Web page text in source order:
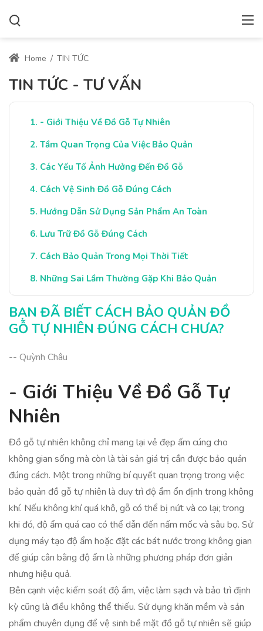
Home / TIN TỨC
TIN TỨC - TƯ VẤN
- Giới Thiệu Về Đồ Gỗ Tự Nhiên
Tầm Quan Trọng Của Việc Bảo Quản
Các Yếu Tố Ảnh Hưởng Đến Đồ Gỗ
Cách Vệ Sinh Đồ Gỗ Đúng Cách
Hướng Dẫn Sử Dụng Sản Phẩm An Toàn
Lưu Trữ Đồ Gỗ Đúng Cách
Cách Bảo Quản Trong Mọi Thời Tiết
Những Sai Lầm Thường Gặp Khi Bảo Quản
Kết Luận: Bảo Quản Đồ Gỗ Hiệu Quả
BẠN ĐÃ BIẾT CÁCH BẢO QUẢN ĐỒ
GỖ TỰ NHIÊN ĐÚNG CÁCH CHƯA?
-- Quỳnh Châu
- Giới Thiệu Về Đồ Gỗ Tự
Nhiên
Đồ gỗ tự nhiên không chỉ mang lại vẻ đẹp ấm cúng cho
không gian sống mà còn là tài sản giá trị cần được bảo quản
đúng cách. Một trong những bí quyết quan trọng trong việc
bảo quản đồ gỗ tự nhiên là duy trì độ ẩm ổn định trong không
khí. Nếu không khí quá khô, gỗ có thể bị nứt và co lại; trong
khi đó, độ ẩm quá cao có thể dẫn đến nấm mốc và sâu bọ. Sử
dụng máy tạo độ ẩm hoặc đặt các bát nước trong không gian
để giúp cân bằng độ ẩm là những phương pháp đơn giản
nhưng hiệu quả.
Bên cạnh việc kiểm soát độ ẩm, việc làm sạch và bảo trì định
kỳ cũng là điều không thể thiếu. Sử dụng khăn mềm và sản
phẩm chuyên dụng để vệ sinh bề mặt đồ gỗ tự nhiên sẽ giúp